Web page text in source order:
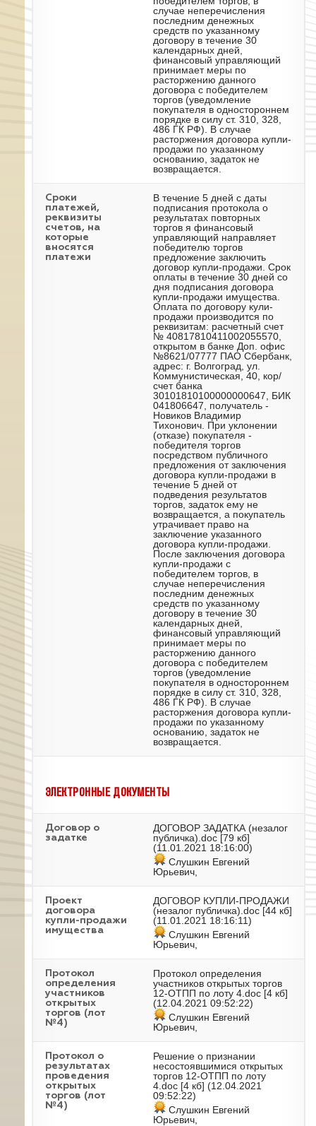
случае неперечисления
последним денежных
средств по указанному
договору в течение 30
календарных дней,
финансовый управляющий
принимает меры по
расторжению данного
договора с победителем
торгов (уведомление
покупателя в одностороннем
порядке в силу ст. 310, 328,
486 ГК РФ). В случае
расторжения договора купли-
продажи по указанному
основанию, задаток не
возвращается.
Сроки
платежей,
реквизиты
счетов, на
которые
вносятся
платежи
В течение 5 дней с даты
подписания протокола о
результатах повторных
торгов я финансовый
управляющий направляет
победителю торгов
предложение заключить
договор купли-продажи. Срок
оплаты в течение 30 дней со
дня подписания договора
купли-продажи имущества.
Оплата по договору кули-
продажи производится по
реквизитам: расчетный счет
№ 40817810411002055570,
открытом в банке Доп. офис
№8621/07777 ПАО Сбербанк,
адрес: г. Волгоград, ул.
Коммунистическая, 40, кор/
счет банка
30101810100000000647, БИК
041806647, получатель -
Новиков Владимир
Тихонович. При уклонении
(отказе) покупателя -
победителя торгов
посредством публичного
предложения от заключения
договора купли-продажи в
течение 5 дней от
подведения результатов
торгов, задаток ему не
возвращается, а покупатель
утрачивает право на
заключение указанного
договора купли-продажи.
После заключения договора
купли-продажи с
победителем торгов, в
случае неперечисления
последним денежных
средств по указанному
договору в течение 30
календарных дней,
финансовый управляющий
принимает меры по
расторжению данного
договора с победителем
торгов (уведомление
покупателя в одностороннем
порядке в силу ст. 310, 328,
486 ГК РФ). В случае
расторжения договора купли-
продажи по указанному
основанию, задаток не
возвращается.
ЭЛЕКТРОННЫЕ ДОКУМЕНТЫ
Договор о
задатке
ДОГОВОР ЗАДАТКА (незалог
публичка).doc [79 кб]
(11.01.2021 18:16:00)
Слушкин Евгений
Юрьевич,
Проект
договора
купли-продажи
имущества
ДОГОВОР КУПЛИ-ПРОДАЖИ
(незалог публичка).doc [44 кб]
(11.01.2021 18:16:11)
Слушкин Евгений
Юрьевич,
Протокол
определения
участников
открытых
торгов (лот
№4)
Протокол определения
участников открытых торгов
12-ОТПП по лоту 4.doc [4 кб]
(12.04.2021 09:52:22)
Слушкин Евгений
Юрьевич,
Протокол о
результатах
проведения
открытых
торгов (лот
№4)
Решение о признании
несостоявшимися открытых
торгов 12-ОТПП по лоту
4.doc [4 кб] (12.04.2021
09:52:22)
Слушкин Евгений
Юрьевич,